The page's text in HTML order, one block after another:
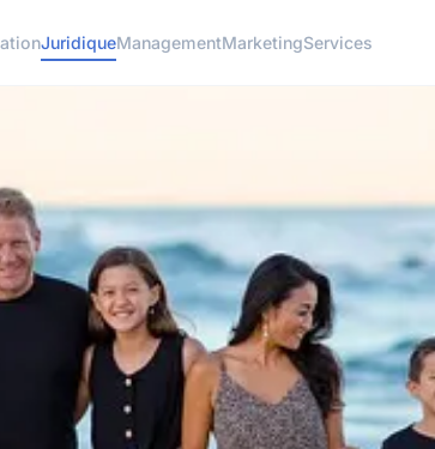
JuridiqueManagementMarketingServices